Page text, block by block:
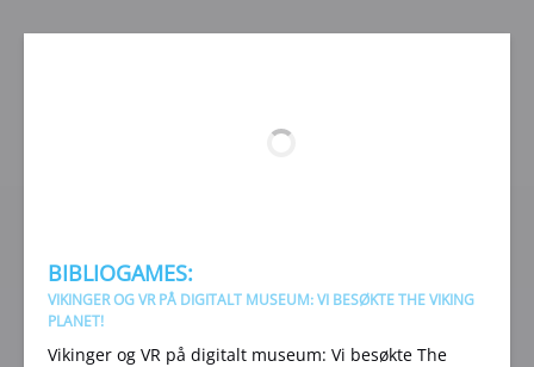
BIBLIOGAMES:
VIKINGER OG VR PÅ DIGITALT MUSEUM: VI BESØKTE THE VIKING
PLANET!
Vikinger og VR på digitalt museum: Vi besøkte The